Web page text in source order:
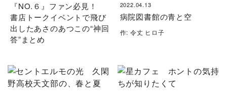
『NO.６』ファン必見！
書店トークイベントで飛び
出したあさのあつこの“神回
答”まとめ
2022.04.13
病院図書館の青と空
作: 令丈 ヒロ子